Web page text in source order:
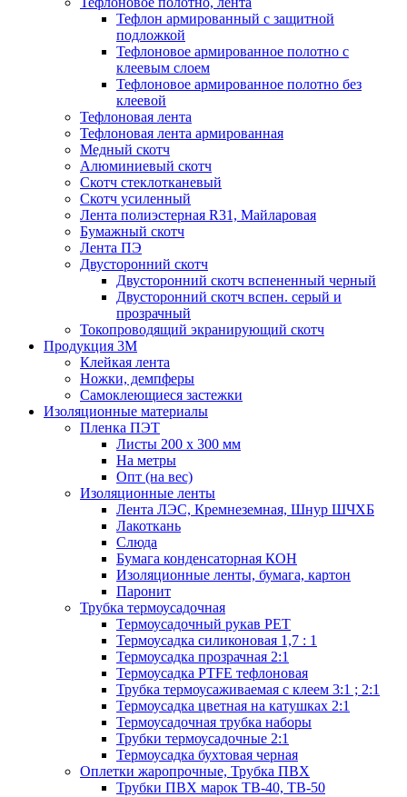
Тефлон армированный с защитной
подложкой
Тефлоновое армированное полотно с
клеевым слоем
Тефлоновое армированное полотно без
клеевой
Тефлоновая лента
Тефлоновая лента армированная
Медный скотч
Алюминиевый скотч
Скотч стеклотканевый
Скотч усиленный
Лента полиэстерная R31, Майларовая
Бумажный скотч
Лента ПЭ
Двусторонний скотч
Двусторонний скотч вспененный черный
Двусторонний скотч вспен. серый и
прозрачный
Токопроводящий экранирующий скотч
Продукция 3M
Клейкая лента
Ножки, демпферы
Самоклеющиеся застежки
Изоляционные материалы
Пленка ПЭТ
Листы 200 х 300 мм
На метры
Опт (на вес)
Изоляционные ленты
Лента ЛЭС, Кремнеземная, Шнур ШЧХБ
Лакоткань
Слюда
Бумага конденсаторная КОН
Изоляционные ленты, бумага, картон
Паронит
Трубка термоусадочная
Термоусадочный рукав PET
Термоусадка силиконовая 1,7 : 1
Термоусадка прозрачная 2:1
Термоусадка PTFE тефлоновая
Трубка термоусаживаемая с клеем 3:1 ; 2:1
Термоусадка цветная на катушках 2:1
Термоусадочная трубка наборы
Трубки термоусадочные 2:1
Термоусадка бухтовая черная
Оплетки жаропрочные, Трубка ПВХ
Трубки ПВХ марок ТВ-40, ТВ-50